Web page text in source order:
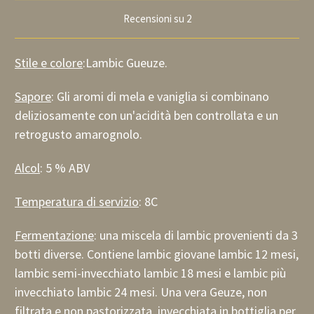
Recensioni su 2
Stile e colore:Lambic Gueuze.
Sapore: Gli aromi di mela e vaniglia si combinano
deliziosamente con un'acidità ben controllata e un
retrogusto amarognolo.
Alcol: 5 % ABV
Temperatura di servizio: 8C
Fermentazione: una miscela di lambic provenienti da 3
botti diverse. Contiene lambic giovane lambic 12 mesi,
lambic semi-invecchiato lambic 18 mesi e lambic più
invecchiato lambic 24 mesi. Una vera Geuze, non